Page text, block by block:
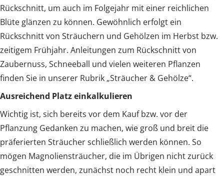
Rückschnitt, um auch im Folgejahr mit einer reichlichen
Blüte glänzen zu können. Gewöhnlich erfolgt ein
Rückschnitt von Sträuchern und Gehölzen im Herbst bzw.
zeitigem Frühjahr. Anleitungen zum Rückschnitt von
Zaubernuss, Schneeball und vielen weiteren Pflanzen
finden Sie in unserer Rubrik „Sträucher & Gehölze“.
Ausreichend Platz einkalkulieren
Wichtig ist, sich bereits vor dem Kauf bzw. vor der
Pflanzung Gedanken zu machen, wie groß und breit die
präferierten Sträucher schließlich werden können. So
mögen Magnoliensträucher, die im Übrigen nicht zurück
geschnitten werden, zunächst noch recht klein und apart